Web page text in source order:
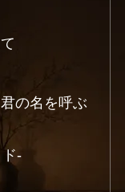
の名を呼ぶ
-